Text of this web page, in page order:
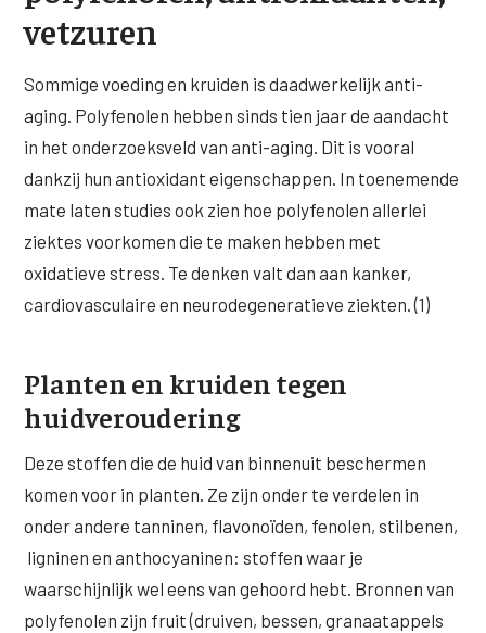
Wangen
Kaaklijn
Hals
Decolleté
Handen
Overmatig zweten
Kaalheid en haarverlies
Bekijk alle zones →
Saypha Volume Plus
Sculptra (collageen aanmaak)
Silhouette Soft
Teosyal Redensity
HUID & AANVULLEND
Peeling
PRP-behandeling
Tretinoïne (vitamine A zuur) crème
XL Hair
Alle behandelingen →
Volume Verlies Profiel
Atletisch verouderings profiel
Digitale Nek Profiel
vetzuren
Sommige voeding en kruiden is daadwerkelijk anti-
aging. Polyfenolen hebben sinds tien jaar de aandacht
in het onderzoeksveld van anti-aging. Dit is vooral
dankzij hun antioxidant eigenschappen. In toenemende
mate laten studies ook zien hoe polyfenolen allerlei
ziektes voorkomen die te maken hebben met
oxidatieve stress. Te denken valt dan aan kanker,
cardiovasculaire en neurodegeneratieve ziekten. (1)
Planten en kruiden tegen
huidveroudering
Deze stoffen die de huid van binnenuit beschermen
komen voor in planten. Ze zijn onder te verdelen in
onder andere tanninen, flavonoïden, fenolen, stilbenen,
ligninen en anthocyaninen: stoffen waar je
waarschijnlijk wel eens van gehoord hebt. Bronnen van
polyfenolen zijn fruit (druiven, bessen, granaatappels